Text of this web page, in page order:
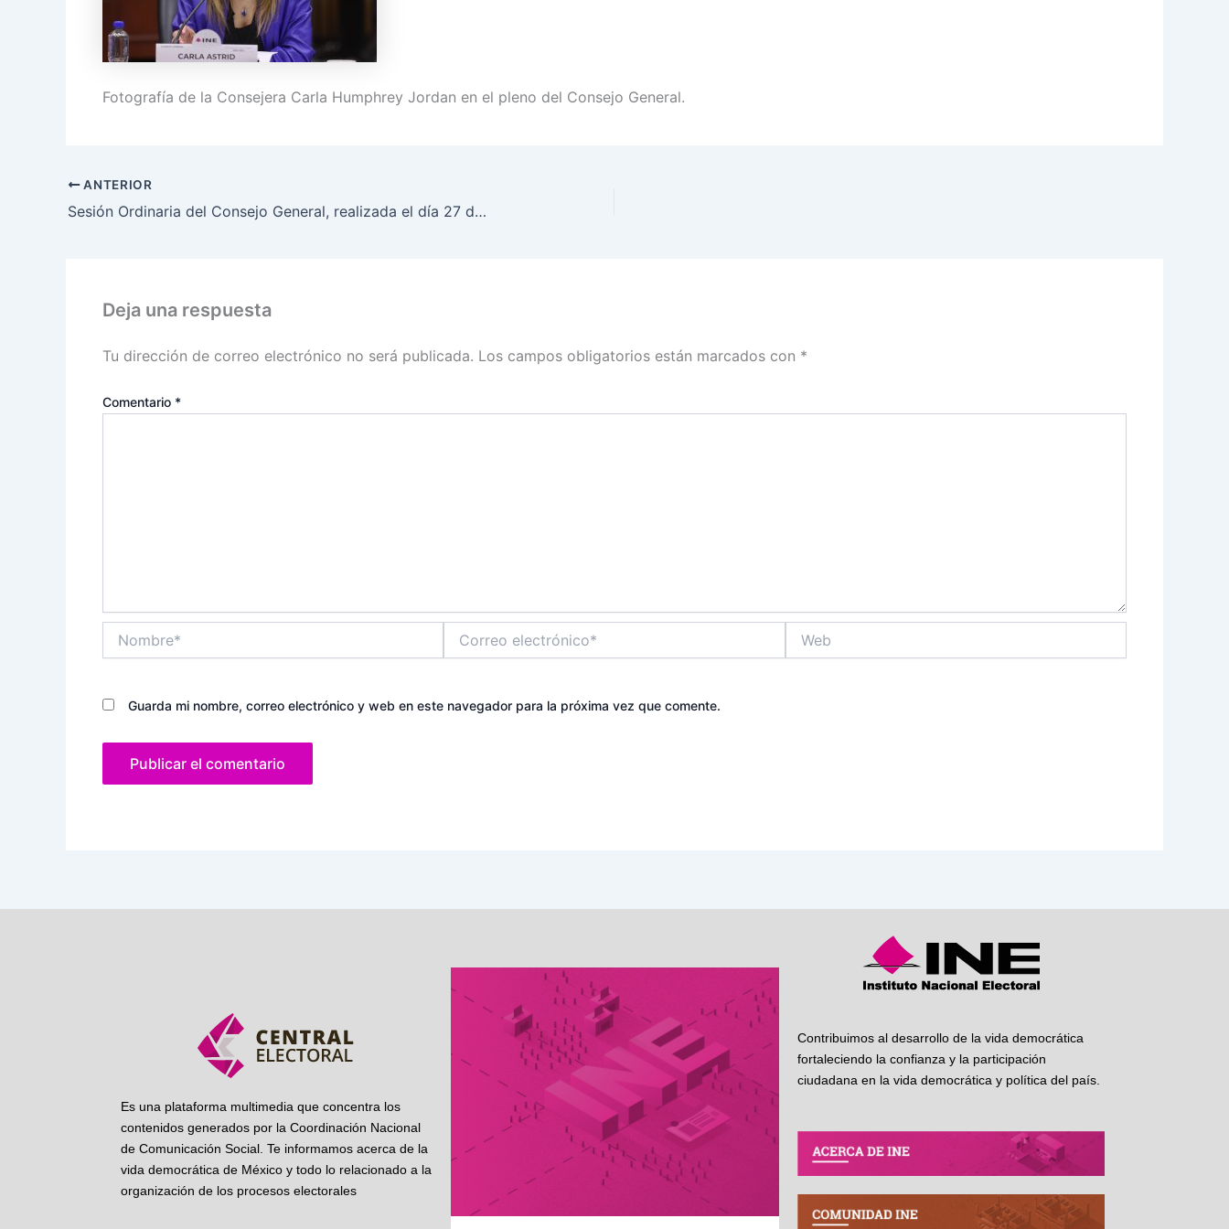
Fotografía de la Consejera Carla Humphrey Jordan en el pleno del Consejo General.
ANTERIOR
Sesión Ordinaria del Consejo General, realizada el día 27 de junio de 2024
Deja una respuesta
Tu dirección de correo electrónico no será publicada. Los campos obligatorios están marcados con *
Comentario *
electrónico*
Guarda mi nombre, correo electrónico y web en este navegador para la próxima vez que comente.
Es una plataforma multimedia que concentra los
contenidos generados por la Coordinación Nacional
de Comunicación Social. Te informamos acerca de la
vida democrática de México y todo lo relacionado a la
organización de los procesos electorales
Contribuimos al desarrollo de la vida democrática
fortaleciendo la confianza y la participación
ciudadana en la vida democrática y política del país.